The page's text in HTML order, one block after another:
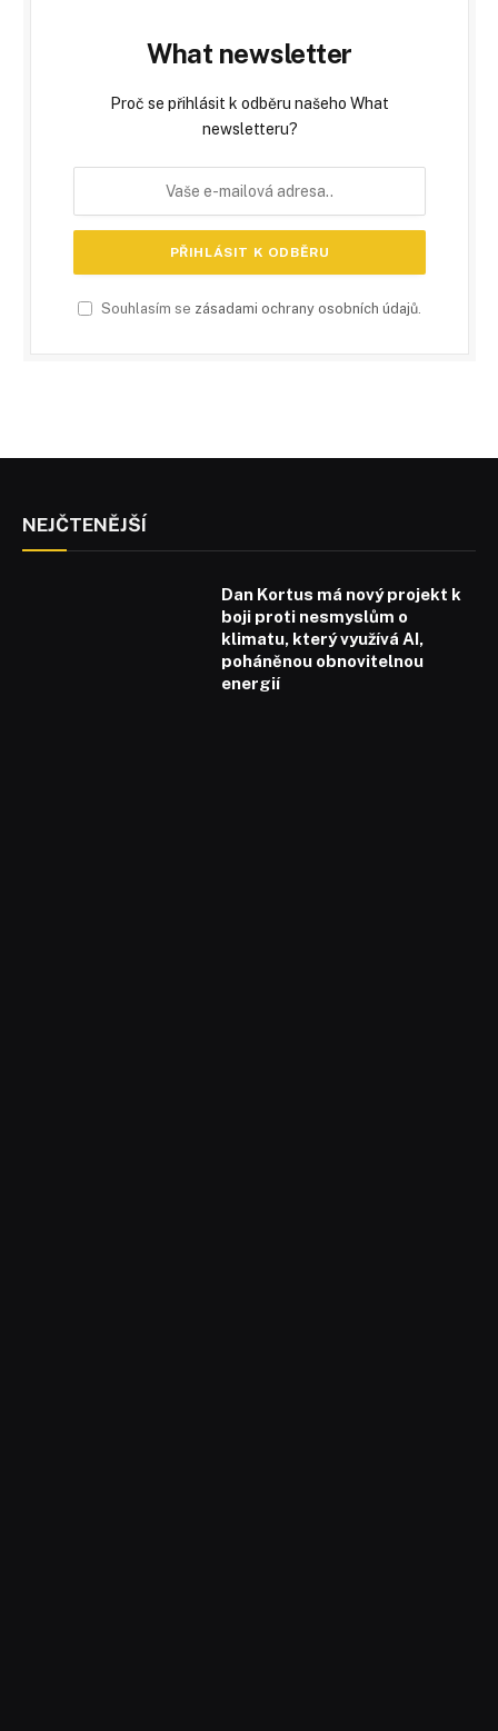
What newsletter
Proč se přihlásit k odběru našeho What
newsletteru?
Souhlasím se zásadami ochrany osobních údajů.
NEJČTENĚJŠÍ
Dan Kortus má nový projekt k
boji proti nesmyslům o
klimatu, který využívá AI,
poháněnou obnovitelnou
energií